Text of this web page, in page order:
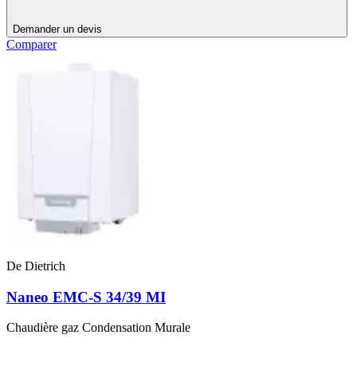
Demander un devis
Comparer
De Dietrich
Naneo EMC-S 34/39 MI
Chaudière gaz Condensation Murale